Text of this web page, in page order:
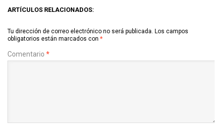
ARTÍCULOS RELACIONADOS:
Tu dirección de correo electrónico no será publicada. Los campos
obligatorios están marcados con *
Comentario *